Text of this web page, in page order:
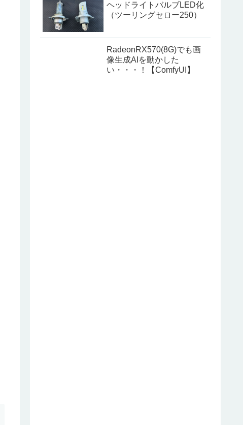
ヘッドライトバルブLED化
（ツーリングセロー250）
RadeonRX570(8G)でも画
像生成AIを動かした
い・・・！【ComfyUI】